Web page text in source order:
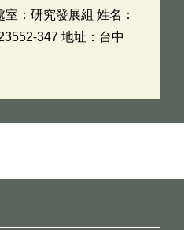
：研究發展組 姓名：
347 地址：台中